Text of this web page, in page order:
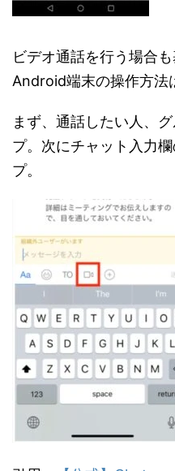
ビデオ通話を行う場合
Android端末の操作方法
まず、通話したい人、
プ。次にチャット入力
プ。